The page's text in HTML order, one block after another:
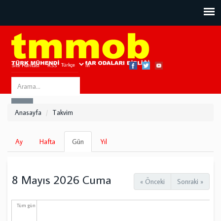
Site Haritası RSS Bize Ulaşın
Search
this
Anasayfa Takvim
Birincil
sekmeler
Ay Hafta Gün
sekme)
Yıl
« Önceki Sonraki »
8 Mayıs 2026 Cuma
Tüm gün